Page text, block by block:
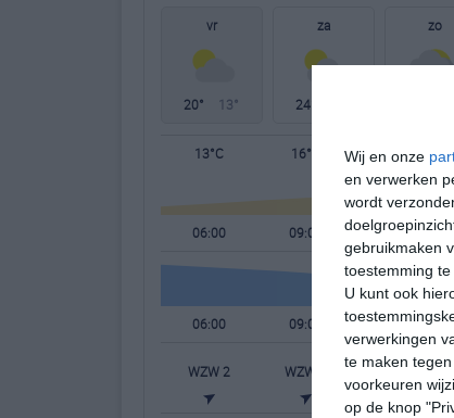
Wij en onze
en verwerken
wordt
gebruikmaken
toestemming
U kunt ook
verwerkingen
te maken
voorkeuren
op de knop
vr
20° 13°
za
24°
zo
13°C 16°C 18°C
06:00 09:00 12:00
06:00 09:00 12:00
WZW 2 WZW 2 W 3